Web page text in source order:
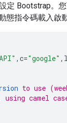
定 Bootstrap。
態指令碼載入啟
, c="google" , l
to use
using camel